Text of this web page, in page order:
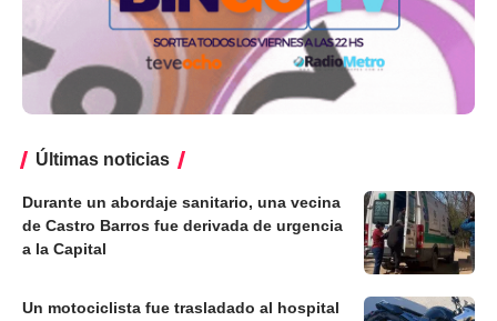
Últimas noticias
Durante un abordaje sanitario, una vecina
de Castro Barros fue derivada de urgencia
a la Capital
Un motociclista fue trasladado al hospital